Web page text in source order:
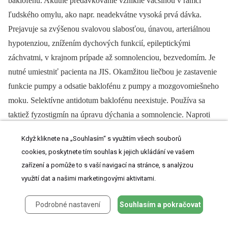
ľudského omylu, ako napr. neadekvátne vysoká prvá dávka.
Prejavuje sa zvýšenou svalovou slabosťou, únavou, arteriálnou
hypotenziou, znížením dychových funkcií, epileptickými
záchvatmi, v krajnom prípade až somnolenciou, bezvedomím. Je
nutné umiestniť pacienta na JIS. Okamžitou liečbou je zastavenie
funkcie pumpy a odsatie baklofénu z pumpy a mozgovomiešneho
moku. Selektívne antidotum baklofénu neexistuje. Používa sa
taktiež fyzostigmín na úpravu dýchania a somnolencie. Naproti
ako nadmerná svalová hypotónia, často doprevádzaná
inkontinenciou. Po znížení dávky baklofénu sa svalový tonus
a sfinkterové funkcie normalizujú. Názory na možnosť vzniku
u 8–10 % pacientov. Doporučenou liečbou sú tzv. liekové
prázdniny, pozvolné vysadzovanie až dočasné vysadenie
Když kliknete na „Souhlasím“ s využitím všech souborů
cookies, poskytnete tím souhlas k jejich ukládání ve vašem
zařízení a pomůže to s vaší navigací na stránce, s analýzou
využití dat a našimi marketingovými aktivitami.
Podrobné nastavení Souhlasím a pokračovat